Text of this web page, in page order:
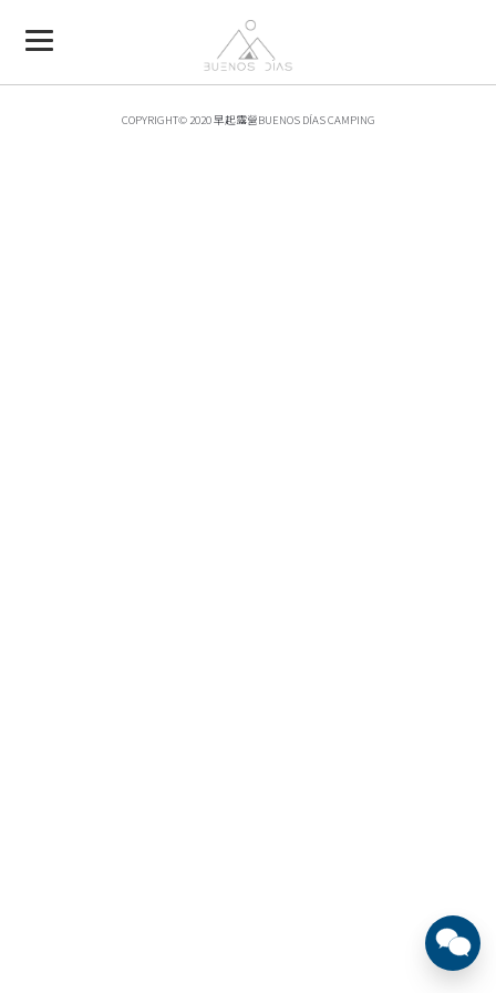
COPYRIGHT© 2020 早起露營BUENOS DÍAS CAMPING